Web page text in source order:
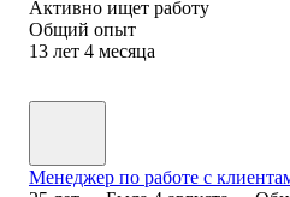
Активно ищет работу
Общий опыт
13 лет 4 месяца
Менеджер по работе с